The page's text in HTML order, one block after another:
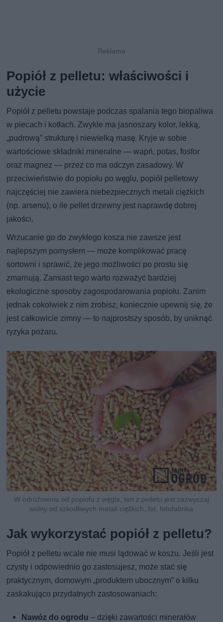
Popiół z pelletu: właściwości i
użycie
Popiół z pelletu powstaje podczas spalania tego biopaliwa
w piecach i kotłach. Zwykle ma jasnoszary kolor, lekką,
„pudrową” strukturę i niewielką masę. Kryje w sobie
wartościowe składniki mineralne — wapń, potas, fosfor
oraz magnez — przez co ma odczyn zasadowy. W
przeciwieństwie do popiołu po węglu, popiół pelletowy
najczęściej nie zawiera niebezpiecznych metali ciężkich
(np. arsenu), o ile pellet drzewny jest naprawdę dobrej
jakości.
Wrzucanie go do zwykłego kosza nie zawsze jest
najlepszym pomysłem — może komplikować pracę
sortowni i sprawić, że jego możliwości po prostu się
zmarnują. Zamiast tego warto rozważyć bardziej
ekologiczne sposoby zagospodarowania popiołu. Zanim
jednak cokolwiek z nim zrobisz, koniecznie upewnij się, że
jest całkowicie zimny — to najprostszy sposób, by uniknąć
ryzyka pożaru.
W odróżnieniu od popiołu z węgla, ten z pelletu jest zazwyczaj
wolny od szkodliwych metali ciężkich, fot. fotofabrika
Jak wykorzystać popiół z pelletu?
Popiół z pelletu wcale nie musi lądować w koszu. Jeśli jest
czysty i odpowiednio go zastosujesz, może stać się
praktycznym, domowym „produktem ubocznym” o kilku
zaskakująco przydatnych zastosowaniach:
Nawóz do ogrodu – dzięki zawartości minerałów